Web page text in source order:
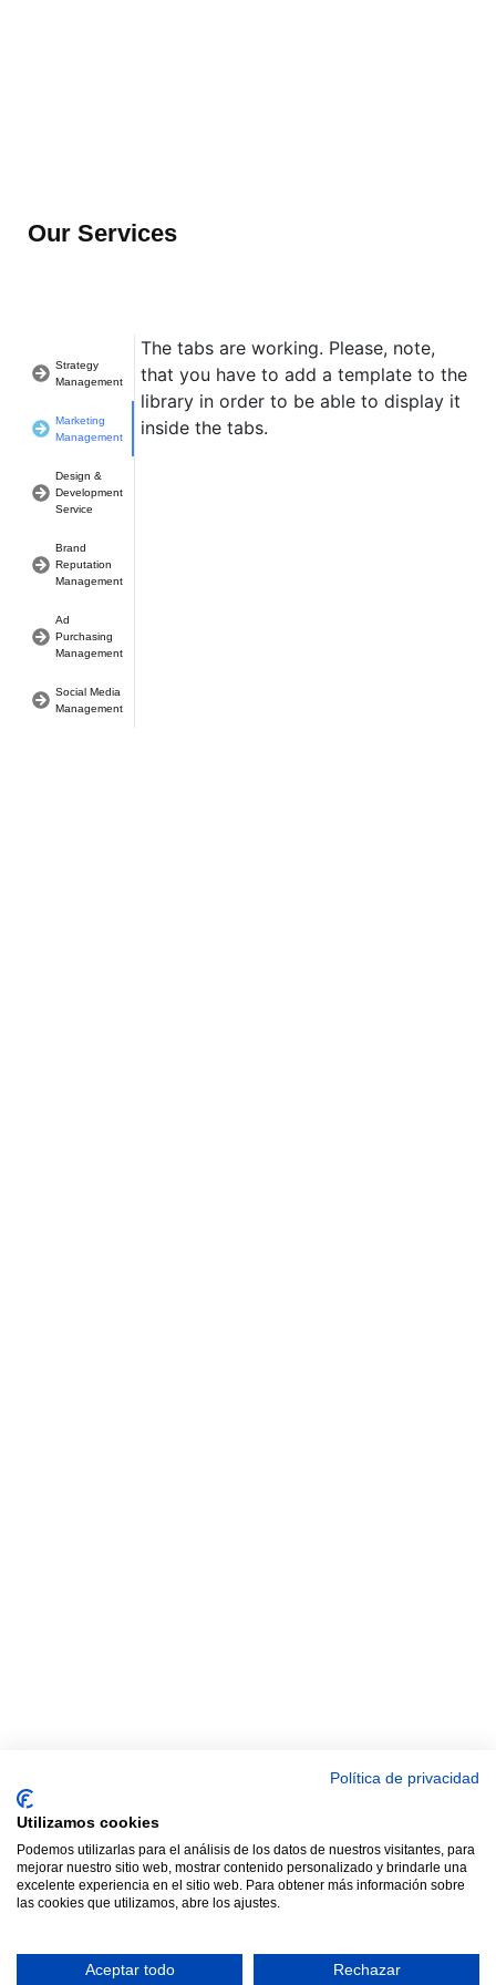
Our Services
Strategy
Management
Marketing
Management
Design &
Development
Service
Brand
Reputation
Management
Ad
Purchasing
Management
Social Media
Management
The tabs are working. Please, note,
that you have to add a template to the
library in order to be able to display it
inside the tabs.
© 2021 TODOS LOS DERECHOS RESERVADOS ASTRACAN -
Web diseñada por sucursalvirtual
Política de privacidad
Utilizamos cookies
Podemos utilizarlas para el análisis de los datos de nuestros visitantes, para
mejorar nuestro sitio web, mostrar contenido personalizado y brindarle una
excelente experiencia en el sitio web. Para obtener más información sobre
las cookies que utilizamos, abre los ajustes.
Aceptar todo Rechazar